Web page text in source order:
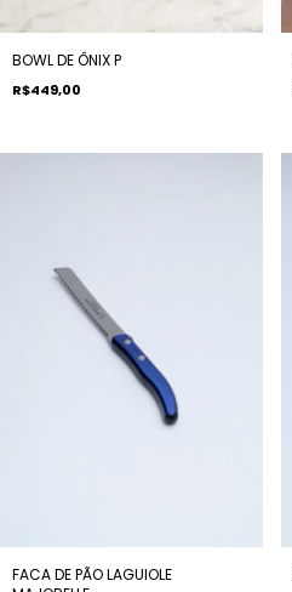
BOWL DE ÔNIX P
R$449,00
FACA DE PÃO LAGUIOLE